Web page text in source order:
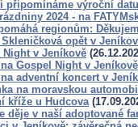
připomínáme výroční
2024 - na
regionům:
Skleničková opět v
Night v Jeníkově
Gospel Night v Jeníkově
adventní koncert v
na moravskou
kříže u Hudcova
děje v naší adoptované